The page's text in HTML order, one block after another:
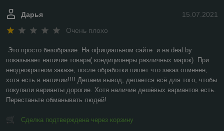
15.07.2021
Дарья
Очень плохо
Это просто безобразие. На официальном сайте  и на deal.by
показывает наличие товара( кондиционеры различных марок). При
неоднократном заказе, после обработки пишет что заказ отменен,
хотя есть в наличии!!!! Делаем вывод, делается всё для того, чтобы
покупали варианты дорогие. Хотя наличие дешёвых вариантов есть.
Перестаньте обманывать людей!
Сделка подтверждена через корзину